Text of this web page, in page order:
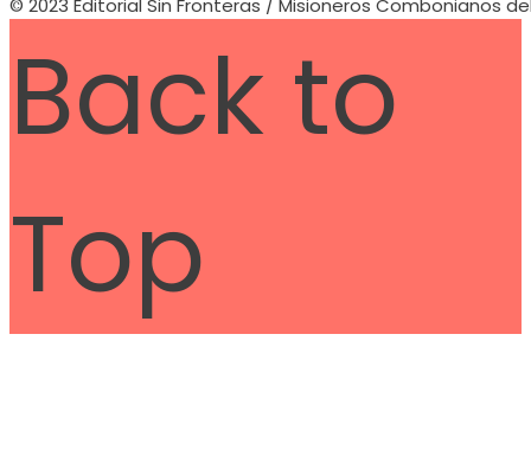
© 2023 Editorial Sin Fronteras / Misioneros Combonianos
Back to
Top